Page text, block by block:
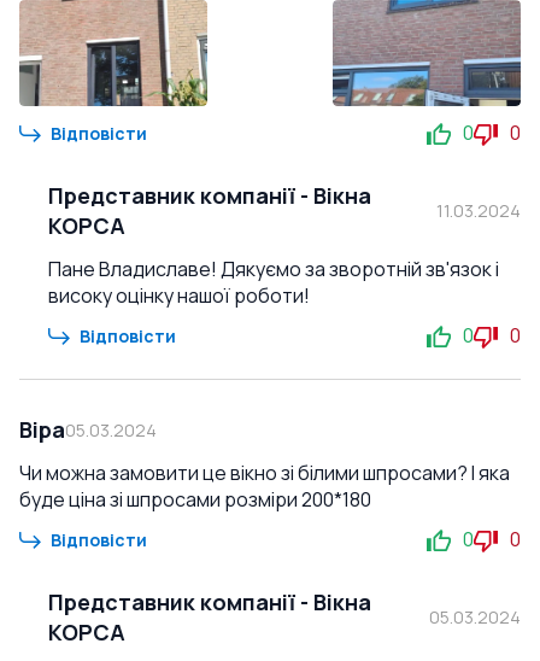
Відповісти 0 0
Представник компанії - Вікна
КОРСА
11.03.2024
Пане Владиславе! Дякуємо за зворотній зв'язок і
високу оцінку нашої роботи!
Відповісти 0 0
Віра05.03.2024
Чи можна замовити це вікно зі білими шпросами? І яка
буде ціна зі шпросами розміри 200*180
Відповісти 0 0
Представник компанії - Вікна
КОРСА
05.03.2024